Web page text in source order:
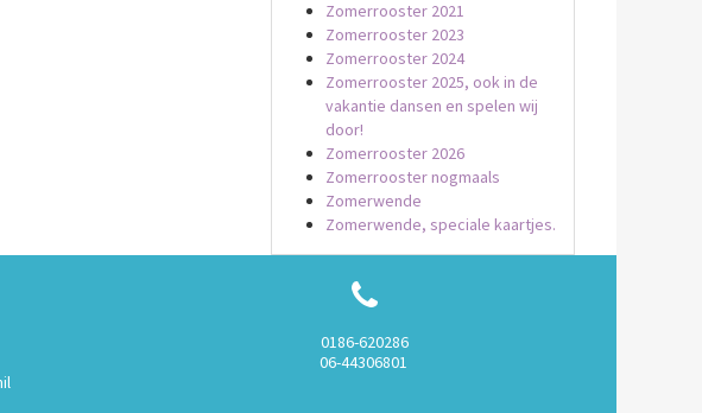
Zomerrooster 2021
Zomerrooster 2023
Zomerrooster 2024
Zomerrooster 2025, ook in de
vakantie dansen en spelen wij
door!
Zomerrooster 2026
Zomerrooster nogmaals
Zomerwende
Zomerwende, speciale kaartjes.
0186-620286
06-44306801